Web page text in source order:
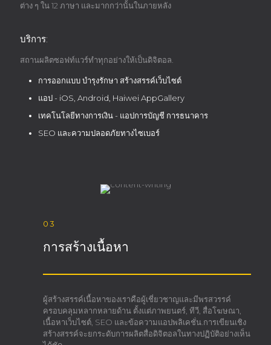
ต่าง ๆ ใน 12 ภาษา และมากกว่านั้นในภายหลัง
บริการ:
สถานผลิตซอฟท์แวร์ทำทุกอย่างให้เป็นดิจิตอล.
การออกแบบ บำรุงรักษา สร้างสรรค์เว็บไซต์
แอป - iOS, Android, Haiwei AppGallery
เทคโนโลยีทางการเงิน - แอปการบัญชี การธนาคาร
SEO และความปลอดภัยทางไซเบอร์
03
การสร้างเนื้อหา
ผู้สร้างสรรค์เนื้อหาของเราคือผู้เชี่ยวชาญและมีพรสวรรค์
ครอบคลุมหลากหลายด้าน ตั้งแต่ภาพยนตร์, ทีวี, สื่อโฆษณา,
เนื้อหาเว็บไซต์, SEO และข้อความแอปพลิเคชั่น.การเขียนเชิง
สร้างสรรค์จะยกระดับการผลิตสื่อดิจิตอลในทางปฏิบัติอย่างเห็น